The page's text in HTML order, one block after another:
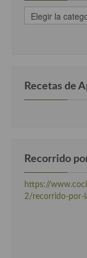
recetas
clasificadas
Recetas de
Recorrido
https://
2/recorrido-por-